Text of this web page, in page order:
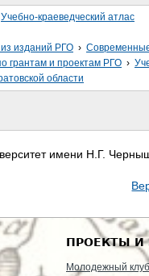
Учебно-краеведческий атлас
изданий РГО ›
грантам и проектам РГО ›
области
имени Н.Г.
ПРОЕКТЫ И
Молодежный клуб